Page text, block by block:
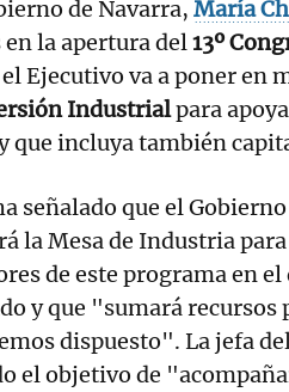
de Navarra, María
la apertura del13º
Ejecutivo va a poner en
Industrialpara
que incluya también
señalado que el
la Mesa de Industria
de este programa en el
y que "sumará recursos
dispuesto". La jefa
el objetivo de